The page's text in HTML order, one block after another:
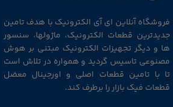
فروشگاه آنلاین ای آی الکترونیک با هدف تامین
جدیدترین قطعات الکترونیک، ماژولها، سنسور
ها و دیگر تجهیزات الکترونیک مبتنی بر هوش
مصنوعی تاسیس گردید و همواره در تلاش است
تا با تامین قطعات اصلی و اورجینال معضل
قطعات فیک بازار را برطرف کند.